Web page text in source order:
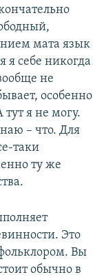
мата язык
я себе никогда
не
особенно
тут я не могу.
– что. Для
таки
ту же
Это
Вы
обычно в